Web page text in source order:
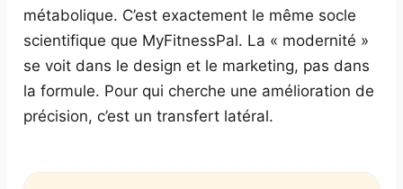
métabolique. C’est exactement le même socle
scientifique que MyFitnessPal. La « modernité »
se voit dans le design et le marketing, pas dans
la formule. Pour qui cherche une amélioration de
précision, c’est un transfert latéral.